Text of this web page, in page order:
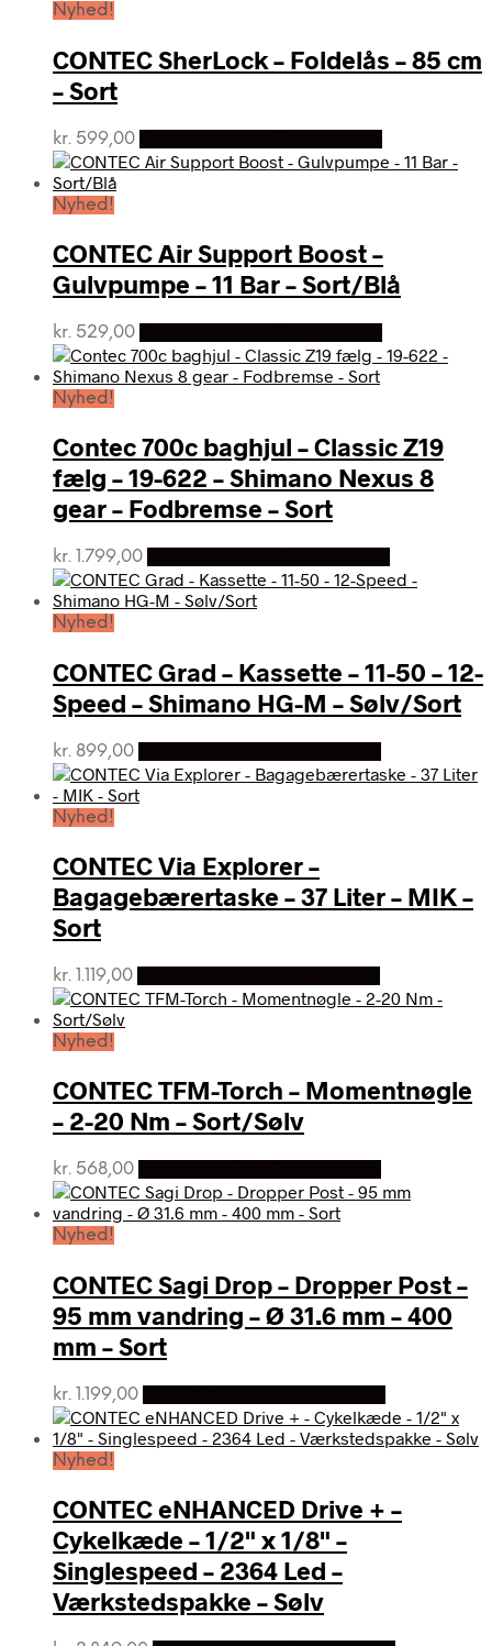
Nyhed!
CONTEC SherLock – Foldelås – 85 cm
– Sort
kr. 599,00
Nyhed!
CONTEC Air Support Boost –
Gulvpumpe – 11 Bar – Sort/Blå
kr. 529,00
Nyhed!
Contec 700c baghjul – Classic Z19
fælg – 19-622 – Shimano Nexus 8
gear – Fodbremse – Sort
kr. 1.799,00
Nyhed!
CONTEC Grad – Kassette – 11-50 – 12-
Speed – Shimano HG-M – Sølv/Sort
kr. 899,00
Nyhed!
CONTEC Via Explorer –
Bagagebærertaske – 37 Liter – MIK –
Sort
kr. 1.119,00
Nyhed!
CONTEC TFM-Torch – Momentnøgle
– 2-20 Nm – Sort/Sølv
kr. 568,00
Nyhed!
CONTEC Sagi Drop – Dropper Post –
95 mm vandring – Ø 31.6 mm – 400
mm – Sort
kr. 1.199,00
Nyhed!
CONTEC eNHANCED Drive + –
Cykelkæde – 1/2" x 1/8" –
Singlespeed – 2364 Led –
Værkstedspakke – Sølv